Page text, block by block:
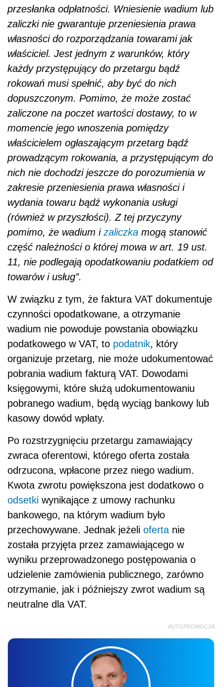
przesłanka odpłatności. Wniesienie wadium lub
zaliczki nie gwarantuje przeniesienia prawa
własności do rozporządzania towarami jak
właściciel. Jest jednym z warunków, który
każdy przystępujący do przetargu bądź
rokowań musi spełnić, aby być do nich
dopuszczonym. Pomimo, że może zostać
zaliczone na poczet wartości dostawy, to w
momencie jego wnoszenia pomiędzy
właścicielem ogłaszającym przetarg bądź
prowadzącym rokowania, a przystępującym do
nich nie dochodzi jeszcze do porozumienia w
zakresie przeniesienia prawa własności i
wydania towaru bądź wykonania usługi
(również w przyszłości). Z tej przyczyny
pomimo, że wadium i zaliczka mogą stanowić
część należności o której mowa w art. 19 ust.
11, nie podlegają opodatkowaniu podatkiem od
towarów i usług”.
W związku z tym, że faktura VAT dokumentuje
czynności opodatkowane, a otrzymanie
wadium nie powoduje powstania obowiązku
podatkowego w VAT, to podatnik, który
organizuje przetarg, nie może udokumentować
pobrania wadium fakturą VAT. Dowodami
księgowymi, które służą udokumentowaniu
pobranego wadium, będą wyciąg bankowy lub
kasowy dowód wpłaty.
Po rozstrzygnięciu przetargu zamawiający
zwraca oferentowi, którego oferta została
odrzucona, wpłacone przez niego wadium.
Kwota zwrotu powiększona jest dodatkowo o
odsetki wynikające z umowy rachunku
bankowego, na którym wadium było
przechowywane. Jednak jeżeli oferta nie
została przyjęta przez zamawiającego w
wyniku przeprowadzonego postępowania o
udzielenie zamówienia publicznego, zarówno
otrzymanie, jak i późniejszy zwrot wadium są
neutralne dla VAT.
AUTOPROMOCJA